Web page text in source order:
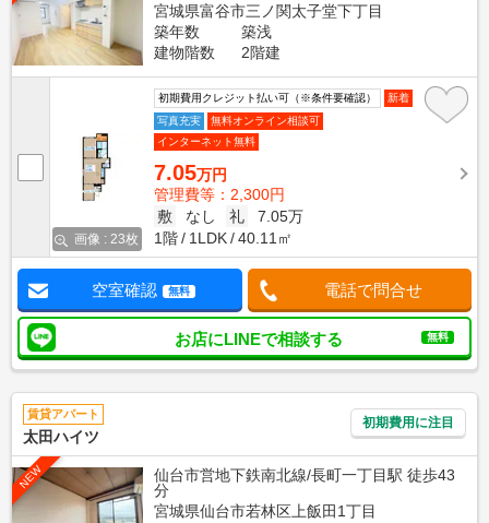
宮城県富谷市三ノ関太子堂下丁目
築年数
築浅
建物階数
2階建
画像 : 23枚
初期費用クレジット払い可（※条件要確認）
新着
写真充実
無料オンライン相談可
インターネット無料
7.05万円
管理費等：2,300円
敷
なし 礼
7.05万
1階
1LDK 40.11㎡
空室確認 無料 電話で問合せ
お店にLINEで相談する 無料
賃貸アパート
太田ハイツ
初期費用に注目
NEW
仙台市営地下鉄南北線/長町一丁目駅 徒歩43
分
宮城県仙台市若林区上飯田1丁目